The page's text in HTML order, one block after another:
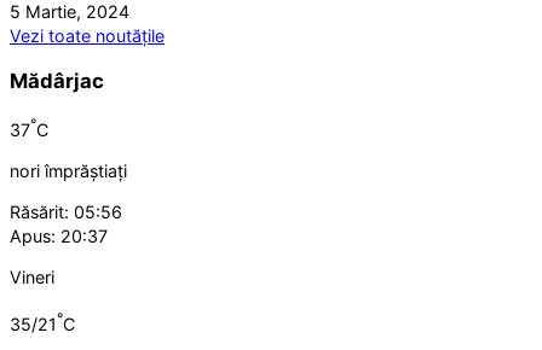
5 Martie, 2024
Vezi toate noutățile
Mădârjac
37°C
nori împrăștiați
Răsărit: 05:56
Apus: 20:37
Vineri
35/21°C